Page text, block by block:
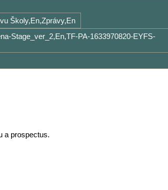
Školy,en,zprávy,en
Stage_ver_2,en,TF-PA-1633970820-EYFS-
a prospectus.